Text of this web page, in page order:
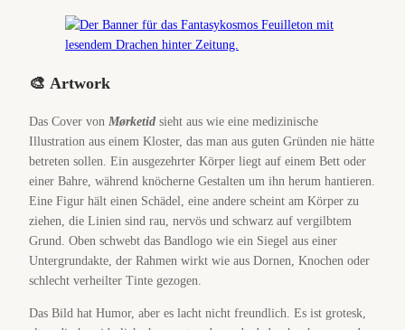
🎨 Artwork
Das Cover von Mørketid sieht aus wie eine medizinische
Illustration aus einem Kloster, das man aus guten Gründen nie hätte
betreten sollen. Ein ausgezehrter Körper liegt auf einem Bett oder
einer Bahre, während knöcherne Gestalten um ihn herum hantieren.
Eine Figur hält einen Schädel, eine andere scheint am Körper zu
ziehen, die Linien sind rau, nervös und schwarz auf vergilbtem
Grund. Oben schwebt das Bandlogo wie ein Siegel aus einer
Untergrundakte, der Rahmen wirkt wie aus Dornen, Knochen oder
schlecht verheilter Tinte gezogen.
Das Bild hat Humor, aber es lacht nicht freundlich. Es ist grotesk,